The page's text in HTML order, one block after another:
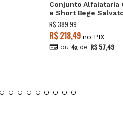
Conjunto Alfaiataria
e Short Bege
R$ 389,99
R$ 218,49 no PIX
ou 4x de R$ 57,49